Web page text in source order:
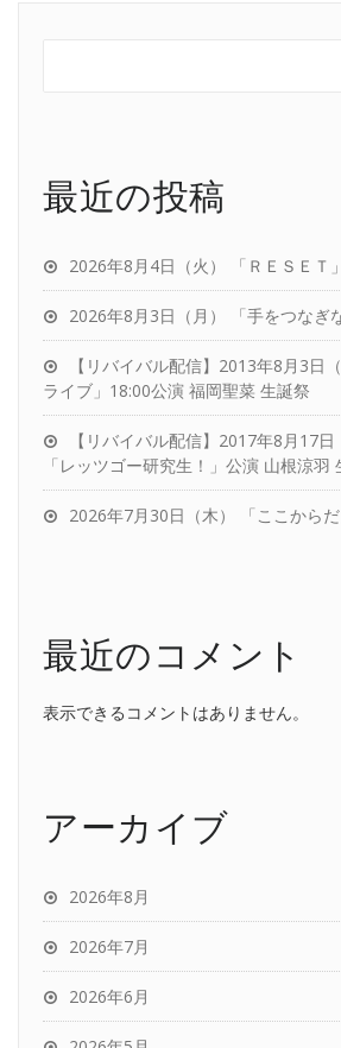
最近の投稿
2026年8月4日（火） 「ＲＥＳＥＴ
2026年8月3日（月） 「手をつなぎ
【リバイバル配信】2013年8月3日
ライブ」18:00公演 福岡聖菜 生誕祭
【リバイバル配信】2017年8月17
「レッツゴー研究生！」公演 山根涼羽
2026年7月30日（木） 「ここから
最近のコメント
表示できるコメントはありません。
アーカイブ
2026年8月
2026年7月
2026年6月